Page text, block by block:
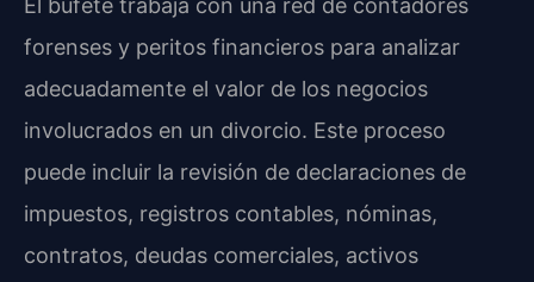
El bufete trabaja con una red de contadores
forenses y peritos financieros para analizar
adecuadamente el valor de los negocios
involucrados en un divorcio. Este proceso
puede incluir la revisión de declaraciones de
impuestos, registros contables, nóminas,
contratos, deudas comerciales, activos